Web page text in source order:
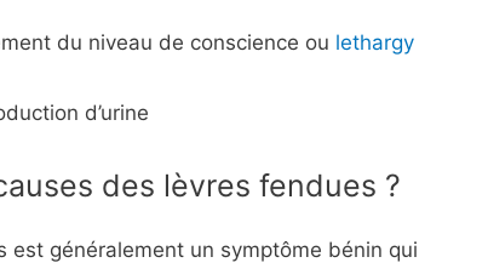
du niveau de conscience ou lethargy
d’urine
des lèvres fendues ?
est généralement un symptôme bénin qui